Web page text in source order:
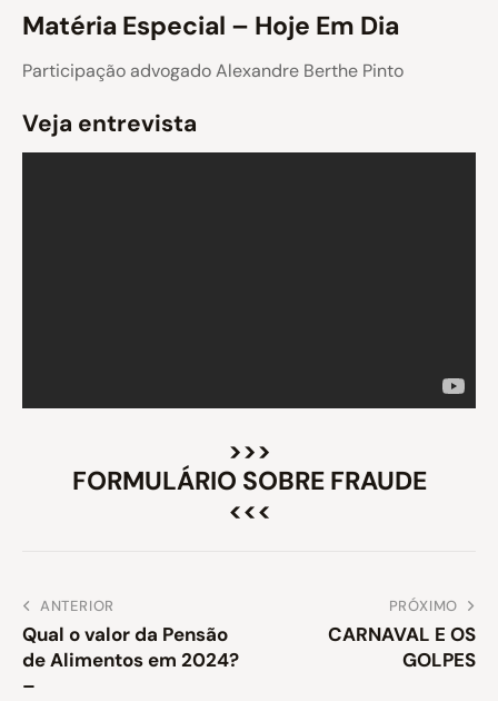
Matéria Especial – Hoje Em Dia
Participação advogado Alexandre Berthe Pinto
Veja entrevista
>>>
FORMULÁRIO SOBRE FRAUDE
<<<
ANTERIOR
Qual o valor da Pensão
de Alimentos em 2024?
–
PRÓXIMO
CARNAVAL E OS
GOLPES